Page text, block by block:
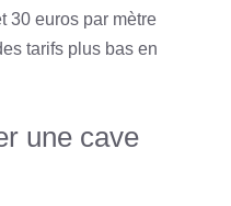
30 euros par mètre
tarifs plus bas en
une cave